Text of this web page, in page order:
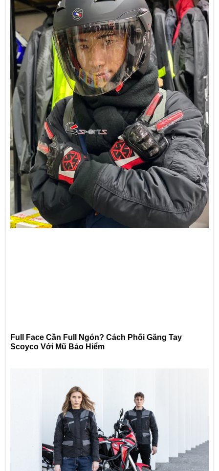
Full Face Cần Full Ngón? Cách Phối Găng Tay
Scoyco Với Mũ Bảo Hiểm